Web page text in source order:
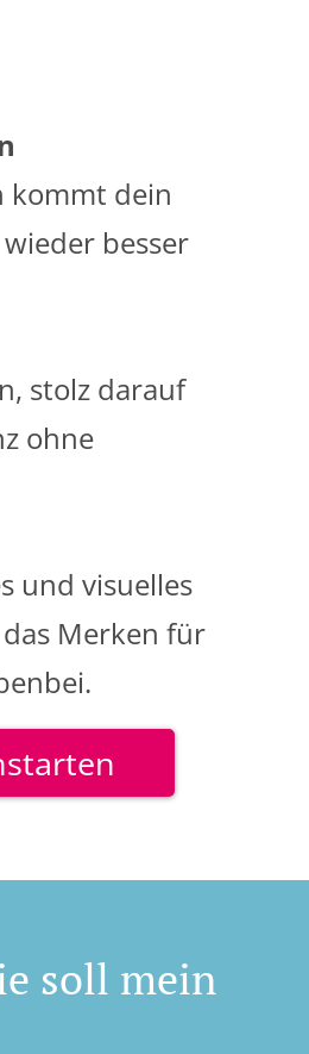
kommt dein
besser
stolz darauf
ohne
und visuelles
Merken für
soll mein